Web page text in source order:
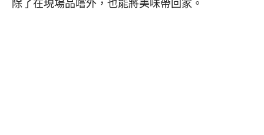
除了在現場品嚐外，也能將美味帶回家。